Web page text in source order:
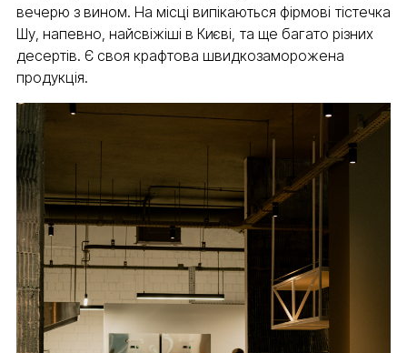
вечерю з вином. На місці випікаються фірмові тістечка
Шу, напевно, найсвіжіші в Києві, та ще багато різних
десертів. Є своя крафтова швидкозаморожена
продукція.